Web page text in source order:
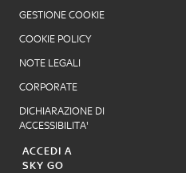
GESTIONE COOKIE
COOKIE POLICY
NOTE LEGALI
CORPORATE
DICHIARAZIONE DI
ACCESSIBILITA'
ACCEDI A
SKY GO